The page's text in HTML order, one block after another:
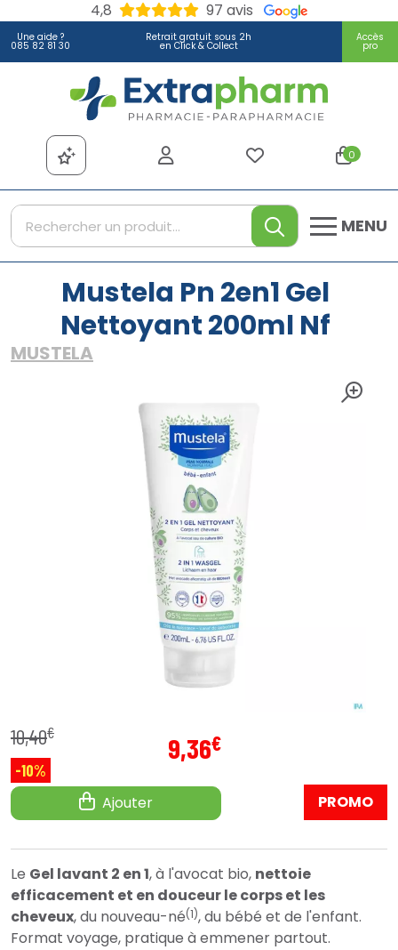
4,8 97 avis
Une aide ?
085 82 81 30
Retrait gratuit sous 2h
en Click & Collect
Accès
pro
Extrapharm Votre
0
MENU
Mustela Pn 2en1 Gel
Nettoyant 200ml Nf
MUSTELA
10,40€
-10%
9,36€
Ajouter PROMO
Le Gel lavant 2 en 1, à l'avocat bio, nettoie
efficacement et en douceur le corps et les
cheveux, du nouveau-né(1), du bébé et de l'enfant.
Format voyage, pratique à emmener partout.